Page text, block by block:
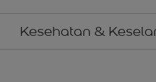
Kesehatan &